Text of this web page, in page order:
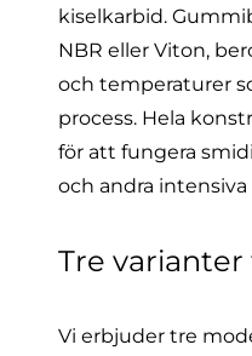
kiselkarbid.
NBR eller Viton,
och temperaturer
process. Hela
för att fungera
och andra intensiva
Tre
Vi erbjuder tre